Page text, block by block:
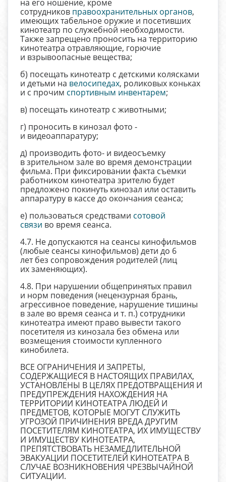
на его ношение, кроме
сотрудников правоохранительных органов,
имеющих табельное оружие и посетивших
кинотеатр по служебной необходимости.
Также запрещено проносить на территорию
кинотеатра отравляющие, горючие
и взрывоопасные вещества;
б) посещать кинотеатр с детскими колясками
и детьми на велосипедах, роликовых коньках
и с прочим спортивным инвентарем;
в) посещать кинотеатр с животными;
г) проносить в кинозал фото -
и видеоаппаратуру;
д) производить фото- и видеосъемку
в зрительном зале во время демонстрации
фильма. При фиксировании факта съемки
работником кинотеатра зрителю будет
предложено покинуть кинозал или оставить
аппаратуру в кассе до окончания сеанса;
е) пользоваться средствами сотовой
связи во время сеанса.
4.7. Не допускаются на сеансы кинофильмов
(любые сеансы кинофильмов) дети до 6
лет без сопровождения родителей (лиц
их заменяющих).
4.8. При нарушении общепринятых правил
и норм поведения (нецензурная брань,
агрессивное поведение, нарушение тишины
в зале во время сеанса и т. п.) сотрудники
кинотеатра имеют право вывести такого
посетителя из кинозала без обмена или
возмещения стоимости купленного
кинобилета.
ВСЕ ОГРАНИЧЕНИЯ И ЗАПРЕТЫ,
СОДЕРЖАЩИЕСЯ В НАСТОЯЩИХ ПРАВИЛАХ,
УСТАНОВЛЕНЫ В ЦЕЛЯХ ПРЕДОТВРАЩЕНИЯ И
ПРЕДУПРЕЖДЕНИЯ НАХОЖДЕНИЯ НА
ТЕРРИТОРИИ КИНОТЕАТРА ЛЮДЕЙ И
ПРЕДМЕТОВ, КОТОРЫЕ МОГУТ СЛУЖИТЬ
УГРОЗОЙ ПРИЧИНЕНИЯ ВРЕДА ДРУГИМ
ПОСЕТИТЕЛЯМ КИНОТЕАТРА, ИХ ИМУЩЕСТВУ
И ИМУЩЕСТВУ КИНОТЕАТРА,
ПРЕПЯТСТВОВАТЬ НЕЗАМЕДЛИТЕЛЬНОЙ
ЭВАКУАЦИИ ПОСЕТИТЕЛЕЙ КИНОТЕАТРА В
СЛУЧАЕ ВОЗНИКНОВЕНИЯ ЧРЕЗВЫЧАЙНОЙ
СИТУАЦИИ.